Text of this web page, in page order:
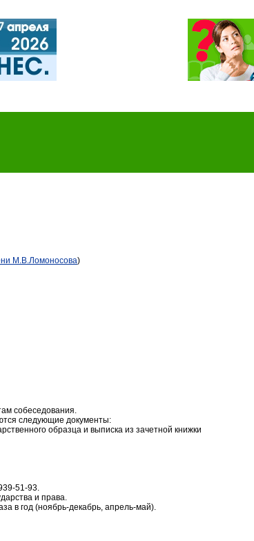
М.В.Ломоносова)
собеседования.
следующие документы:
образца и выписка из зачетной книжки
51-93.
и права.
в год (ноябрь-декабрь, апрель-май).